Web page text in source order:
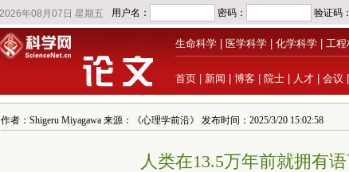
生命科学 医学科学 化学科学 工程
首页 新闻 博客 院士 人才 会议
作者：Shigeru Miyagawa 来源：《心理学前沿》 发布时间：2025/3/20 15:02:58
人类在13.5万年前就拥有